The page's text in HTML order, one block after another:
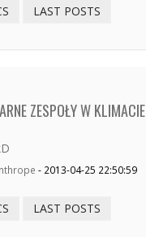
LAST POSTS
ZESPOŁY W KLIMACIE
- 2013-04-25 22:50:59
LAST POSTS